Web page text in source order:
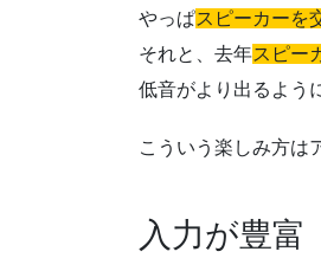
やっぱスピーカーを
それと、去年スピー
低音がより出るよう
こういう楽しみ方は
入力が豊富